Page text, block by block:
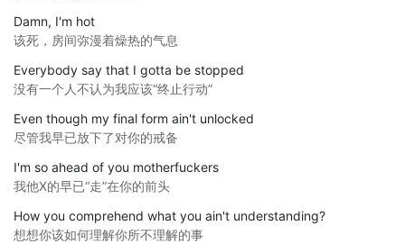
Damn, I'm hot
该死，房间弥漫着燥热的气息
Everybody say that I gotta be stopped
没有一个人不认为我应该“终止行动”
Even though my final form ain't unlocked
尽管我早已放下了对你的戒备
I'm so ahead of you motherfuckers
我他X的早已“走”在你的前头
How you comprehend what you ain't understanding?
想想你该如何理解你所不理解的事